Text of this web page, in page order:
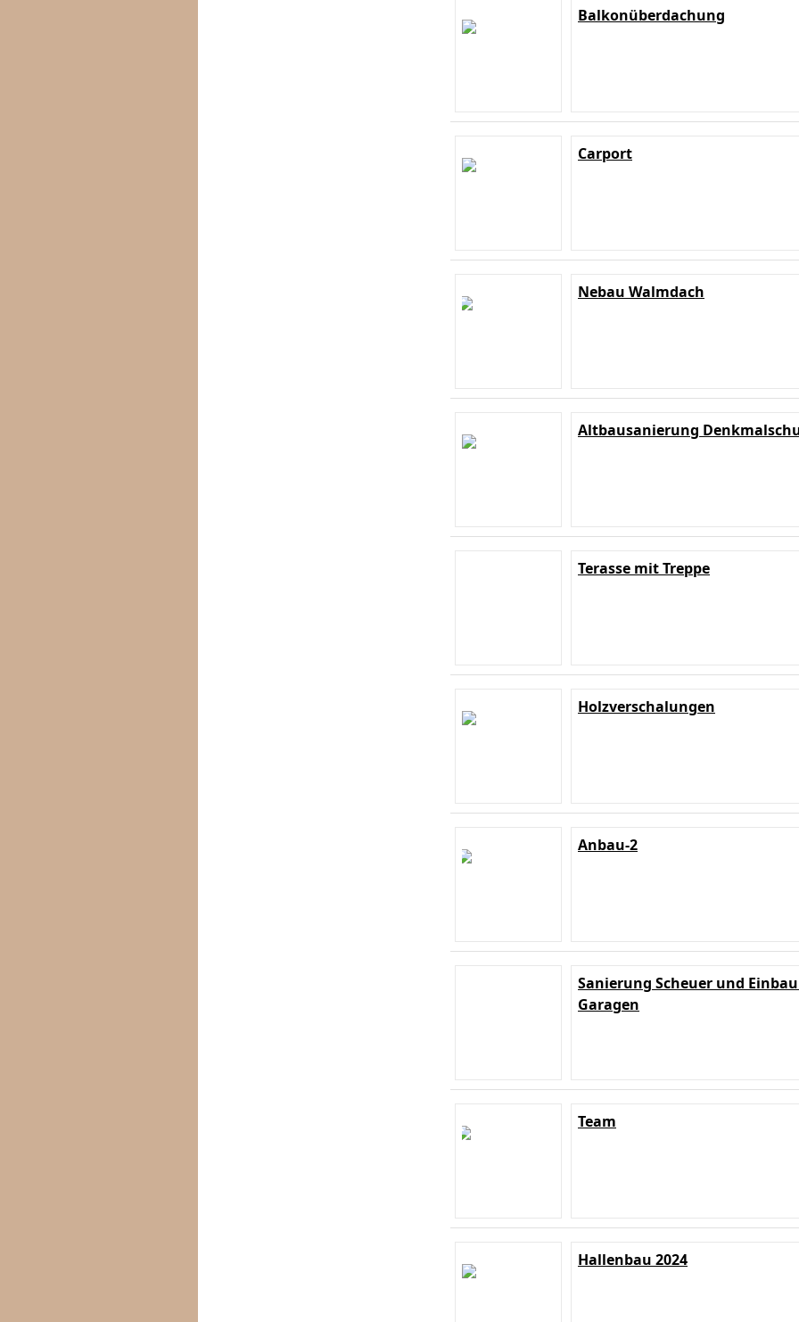
Balkonüberdachung
Carport
Nebau Walmdach
Altbausanierung
Terasse mit Treppe
Holzverschalungen
Anbau-2
Sanierung Scheuer und
Garagen
Team
Hallenbau 2024